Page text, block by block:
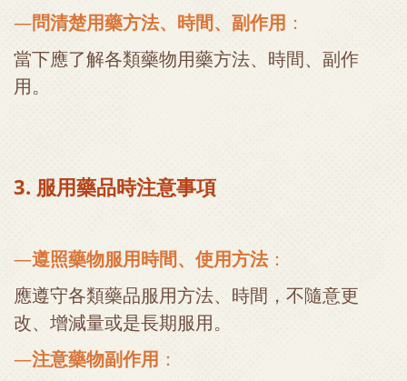
—問清楚用藥方法、時間、副作用 ：
當下應了解各類藥物用藥方法、時間、副作
用。
3. 服用藥品時注意事項
—遵照藥物服用時間、使用方法：
應遵守各類藥品服用方法、時間，不隨意更
改、增減量或是長期服用。
—注意藥物副作用 ：